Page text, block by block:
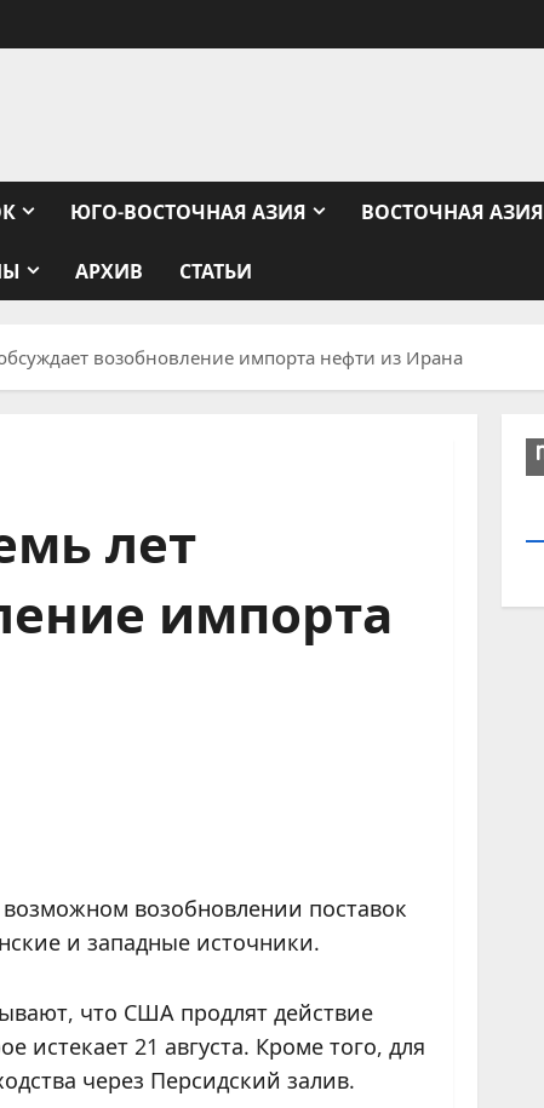
ЮГО-ВОСТОЧНАЯ АЗИЯ ВОСТОЧНАЯ АЗИЯ
АРХИВ СТАТЬИ
возобновление импорта нефти из Ирана
лет
импорта
возобновлении поставок
и западные источники.
что США продлят действие
21 августа. Кроме того, для
через Персидский залив.